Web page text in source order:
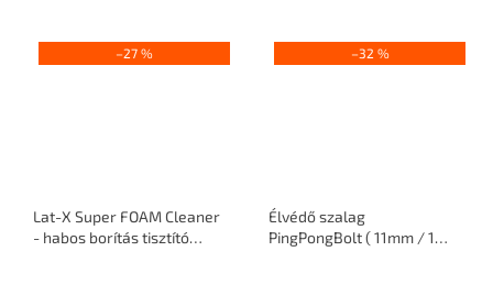
–27 %
Lat-X Super FOAM Cleaner
- habos borítás tisztító
–32 %
Élvédő szalag
PingPongBolt ( 11mm / 1